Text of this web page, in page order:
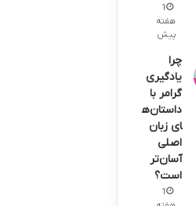
1
هفته
پیش
چرا
یادگیری
گرامر با
داستان‌ه
ای زبان
اصلی
آسان‌تر
است؟
1